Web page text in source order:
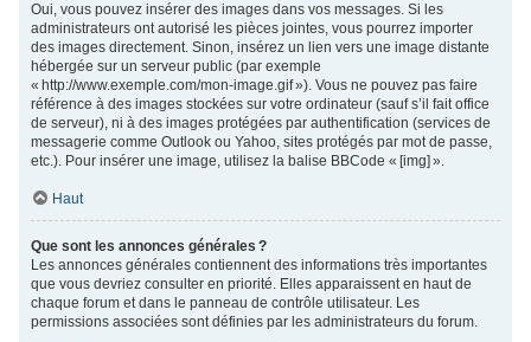
Oui, vous pouvez insérer des images dans vos messages. Si les
administrateurs ont autorisé les pièces jointes, vous pourrez importer
des images directement. Sinon, insérez un lien vers une image distante
hébergée sur un serveur public (par exemple
« http://www.exemple.com/mon-image.gif »). Vous ne pouvez pas faire
référence à des images stockées sur votre ordinateur (sauf s’il fait office
de serveur), ni à des images protégées par authentification (services de
messagerie comme Outlook ou Yahoo, sites protégés par mot de passe,
etc.). Pour insérer une image, utilisez la balise BBCode « [img] ».
Haut
Que sont les annonces générales ?
Les annonces générales contiennent des informations très importantes
que vous devriez consulter en priorité. Elles apparaissent en haut de
chaque forum et dans le panneau de contrôle utilisateur. Les
permissions associées sont définies par les administrateurs du forum.